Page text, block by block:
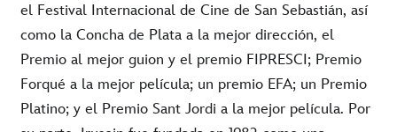
el Festival Internacional de Cine de San Sebastián, así
como la Concha de Plata a la mejor dirección, el
Premio al mejor guion y el premio FIPRESCI; Premio
Forqué a la mejor película; un premio EFA; un Premio
Platino; y el Premio Sant Jordi a la mejor película. Por